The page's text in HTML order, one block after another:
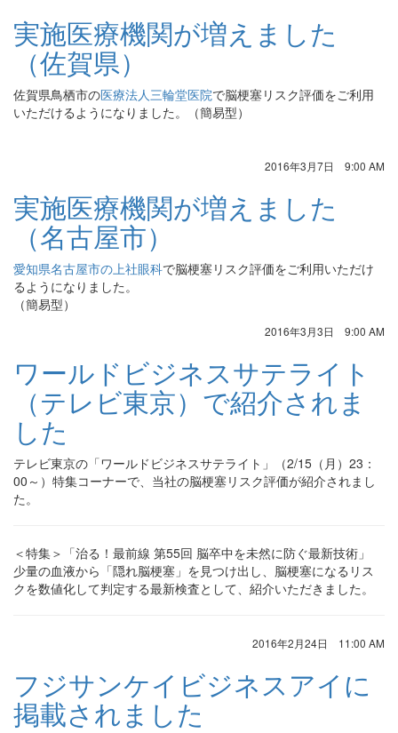
実施医療機関が増えました
（佐賀県）
佐賀県鳥栖市の医療法人三輪堂医院で脳梗塞リスク評価をご利用
いただけるようになりました。（簡易型）
2016年3月7日 9:00 AM
実施医療機関が増えました
（名古屋市）
愛知県名古屋市の上社眼科で脳梗塞リスク評価をご利用いただけ
るようになりました。
（簡易型）
2016年3月3日 9:00 AM
ワールドビジネスサテライト
（テレビ東京）で紹介されま
した
テレビ東京の「ワールドビジネスサテライト」（2/15（月）23：
00～）特集コーナーで、当社の脳梗塞リスク評価が紹介されまし
た。
＜特集＞「治る！最前線 第55回 脳卒中を未然に防ぐ最新技術」
少量の血液から「隠れ脳梗塞」を見つけ出し、脳梗塞になるリス
クを数値化して判定する最新検査として、紹介いただきました。
2016年2月24日 11:00 AM
フジサンケイビジネスアイに
掲載されました